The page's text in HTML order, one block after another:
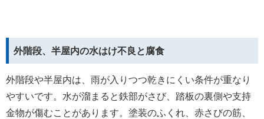
外階段、半屋内の水はけ不良と腐食
外階段や半屋内は、雨が入りつつ乾きにくい条件が重なり
やすいです。水が溜まると鉄部がさび、踏板の裏側や支持
金物が傷むことがあります。塗装のふくれ、赤さびの筋、